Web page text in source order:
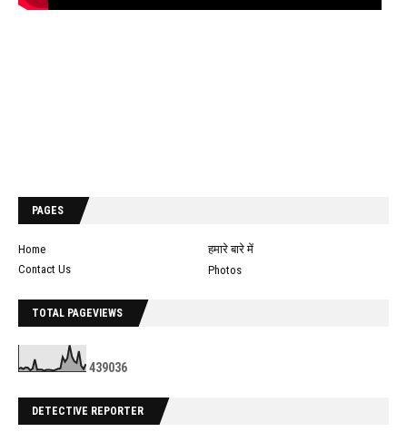
PAGES
Home
हमारे बारे में
Contact Us
Photos
TOTAL PAGEVIEWS
439036
DETECTIVE REPORTER